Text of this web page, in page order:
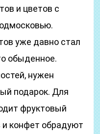
и цветов с
уже давно стал
обыденное.
нужен
подарок. Для
фруктовый
и конфет обрадуют